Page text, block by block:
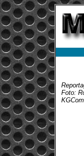
Foto:
KGCom